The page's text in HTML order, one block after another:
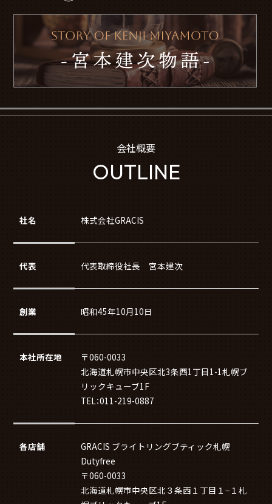
会社概要
OUTLINE
社名 株式会社GRACIS
代表 代表取締役社長 宮本建次
創業 昭和45年10月10日
本社所在地
〒060-0033
北海道札幌市中央区北3条西1丁目1-1札幌ブ
リックキューブ1F
TEL：011-219-0887
各店舗
GRACIS ブライトリングブティック札幌
Dutyfree
〒060-0033
北海道札幌市中央区北３条西１丁目１−１札